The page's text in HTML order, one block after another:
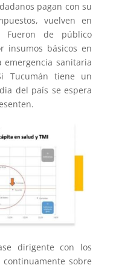
pagan con su
vuelven en
Fueron de público
insumos básicos en
sanitaria
Tucumán tiene un
del país se espera
dirigente con los
sobre